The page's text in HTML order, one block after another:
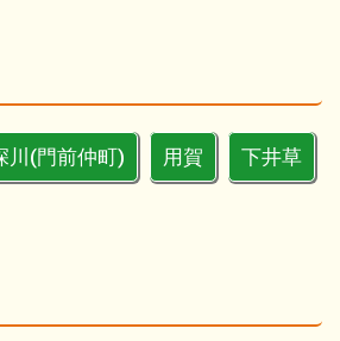
川(門前仲町) 用賀 下井草